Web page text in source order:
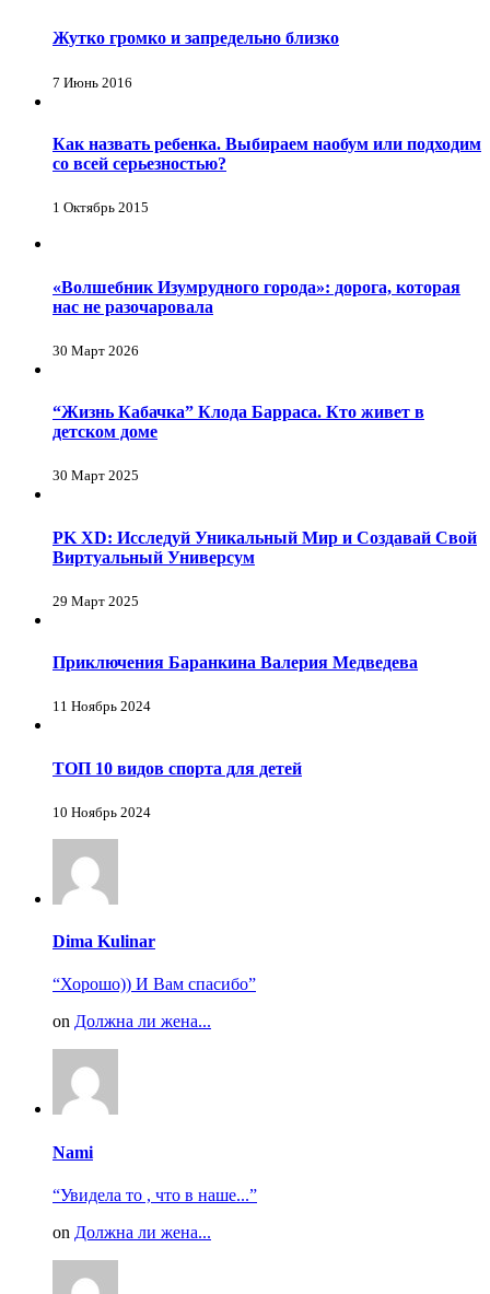
Жутко громко и запредельно близко
7 Июнь 2016
Как назвать ребенка. Выбираем наобум или подходим
со всей серьезностью?
1 Октябрь 2015
«Волшебник Изумрудного города»: дорога, которая
нас не разочаровала
30 Март 2026
“Жизнь Кабачка” Клода Барраса. Кто живет в
детском доме
30 Март 2025
PK XD: Исследуй Уникальный Мир и Создавай Свой
Виртуальный Универсум
29 Март 2025
Приключения Баранкина Валерия Медведева
11 Ноябрь 2024
ТОП 10 видов спорта для детей
10 Ноябрь 2024
Dima Kulinar
“Хорошо)) И Вам спасибо”
on Должна ли жена...
Nami
“Увидела то , что в наше...”
on Должна ли жена...